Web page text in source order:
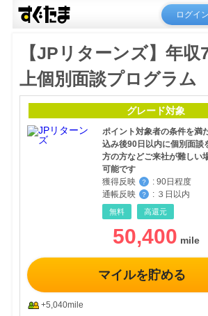
ログイン
【JPリターンズ】年収
上個別面談プログラム
グレード対象
ポイント対象者の条件を満
込み後90日以内に個別面
方の方などご来社が難しい
可能です
獲得反映
？ : 90日程度
通帳反映
？ : ３日以内
無料 高還元
50,400
マイルを貯める
+5,040mile